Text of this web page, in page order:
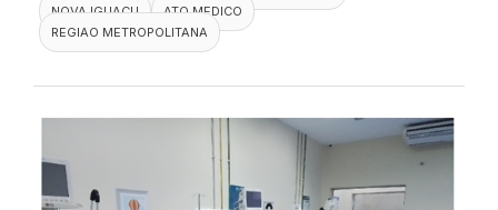
NOVA IGUACU
ATO MEDICO
REGIAO METROPOLITANA